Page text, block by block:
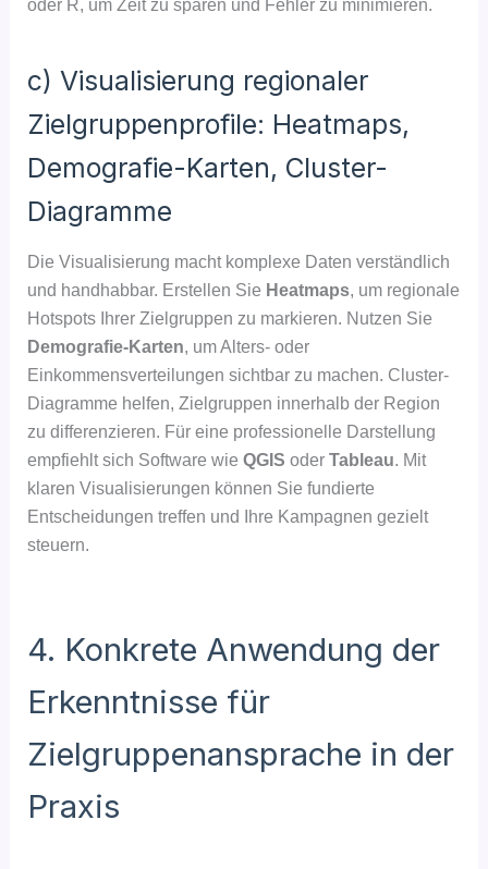
oder R, um Zeit zu sparen und Fehler zu minimieren.
c) Visualisierung regionaler
Zielgruppenprofile: Heatmaps,
Demografie-Karten, Cluster-
Diagramme
Die Visualisierung macht komplexe Daten verständlich
und handhabbar. Erstellen Sie Heatmaps , um regionale
Hotspots Ihrer Zielgruppen zu markieren. Nutzen Sie
Demografie-Karten , um Alters- oder
Einkommensverteilungen sichtbar zu machen. Cluster-
Diagramme helfen, Zielgruppen innerhalb der Region
zu differenzieren. Für eine professionelle Darstellung
empfiehlt sich Software wieQGIS oderTableau . Mit
klaren Visualisierungen können Sie fundierte
Entscheidungen treffen und Ihre Kampagnen gezielt
steuern.
4. Konkrete Anwendung der
Erkenntnisse für
Zielgruppenansprache in der
Praxis